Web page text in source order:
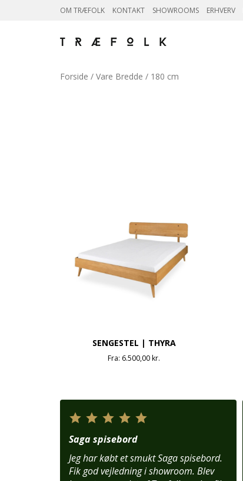
OM TRÆFOLK KONTAKT SHOWROOMS ERHVERV
Forside / Vare Bredde / 180 cm
SENGESTEL | THYRA
Fra: 6.500,00kr.
Saga spisebord
Jeg har købt et smukt Saga spisebord.
Fik god vejledning i showroom. Blev